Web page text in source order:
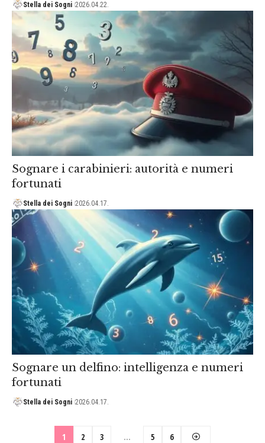
Stella dei Sogni 2026.04.22.
Sognare i carabinieri: autorità e numeri
fortunati
Stella dei Sogni 2026.04.17.
Sognare un delfino: intelligenza e numeri
fortunati
Stella dei Sogni 2026.04.17.
1 2 3 … 5 6